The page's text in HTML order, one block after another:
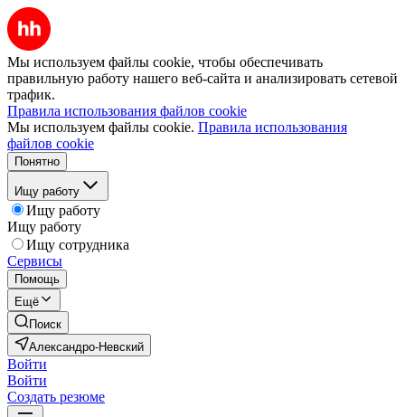
Мы используем файлы cookie, чтобы обеспечивать
правильную работу нашего веб-сайта и анализировать сетевой
трафик.
Правила использования файлов cookie
Мы используем файлы cookie. Правила использования
файлов cookie
Понятно
Ищу работу
Ищу работу
Ищу работу
Ищу сотрудника
Сервисы
Помощь
Ещё
Поиск
Александро-Невский
Войти
Войти
Создать резюме